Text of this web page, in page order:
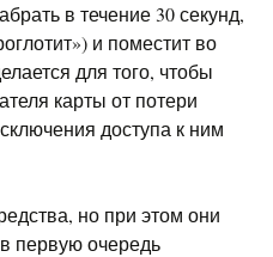
в течение 30 секунд,
и поместит во
для того, чтобы
карты от потери
доступа к ним
но при этом они
первую очередь